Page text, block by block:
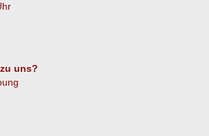
uns?